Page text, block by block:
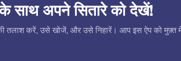
साथ अपने सितारे को देखें!
तलाश करें, उसे खोजें, और उसे निहारें। आप इस ऐप को